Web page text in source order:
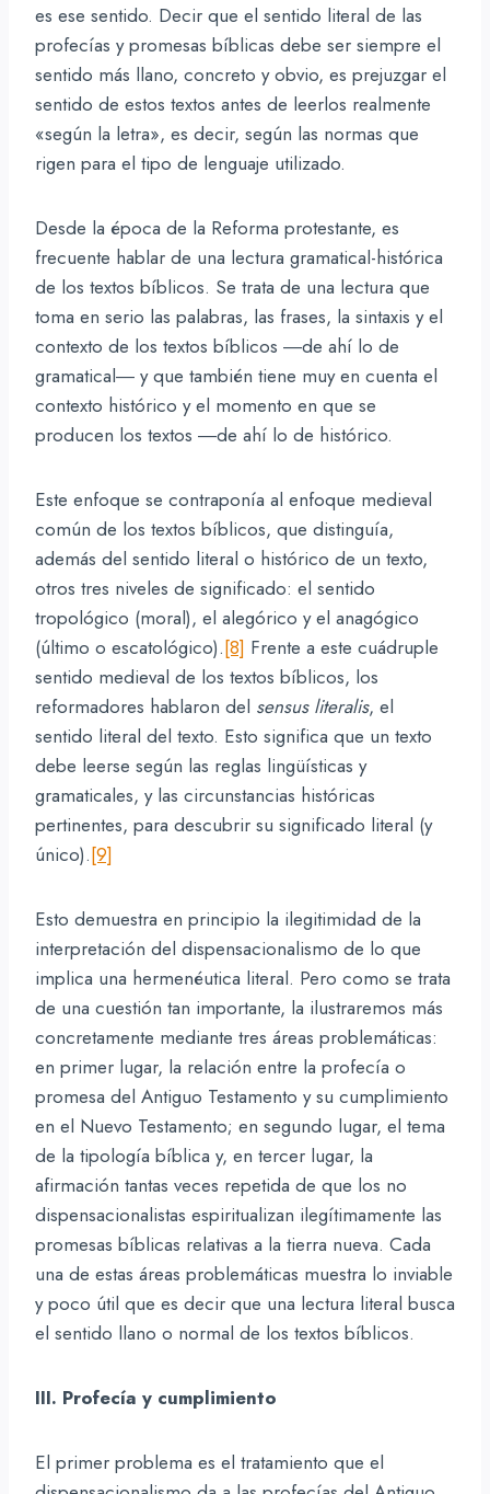
es ese sentido. Decir que el sentido literal de las
profecías y promesas bíblicas debe ser siempre el
sentido más llano, concreto y obvio, es prejuzgar el
sentido de estos textos antes de leerlos realmente
«según la letra», es decir, según las normas que
rigen para el tipo de lenguaje utilizado.
Desde la época de la Reforma protestante, es
frecuente hablar de una lectura gramatical-histórica
de los textos bíblicos. Se trata de una lectura que
toma en serio las palabras, las frases, la sintaxis y el
contexto de los textos bíblicos ―de ahí lo de
gramatical― y que también tiene muy en cuenta el
contexto histórico y el momento en que se
producen los textos ―de ahí lo de histórico.
Este enfoque se contraponía al enfoque medieval
común de los textos bíblicos, que distinguía,
además del sentido literal o histórico de un texto,
otros tres niveles de significado: el sentido
tropológico (moral), el alegórico y el anagógico
(último o escatológico).[8] Frente a este cuádruple
sentido medieval de los textos bíblicos, los
reformadores hablaron del sensus literalis, el
sentido literal del texto. Esto significa que un texto
debe leerse según las reglas lingüísticas y
gramaticales, y las circunstancias históricas
pertinentes, para descubrir su significado literal (y
único).[9]
Esto demuestra en principio la ilegitimidad de la
interpretación del dispensacionalismo de lo que
implica una hermenéutica literal. Pero como se trata
de una cuestión tan importante, la ilustraremos más
concretamente mediante tres áreas problemáticas:
en primer lugar, la relación entre la profecía o
promesa del Antiguo Testamento y su cumplimiento
en el Nuevo Testamento; en segundo lugar, el tema
de la tipología bíblica y, en tercer lugar, la
afirmación tantas veces repetida de que los no
dispensacionalistas espiritualizan ilegítimamente las
promesas bíblicas relativas a la tierra nueva. Cada
una de estas áreas problemáticas muestra lo inviable
y poco útil que es decir que una lectura literal busca
el sentido llano o normal de los textos bíblicos.
III. Profecía y cumplimiento
El primer problema es el tratamiento que el